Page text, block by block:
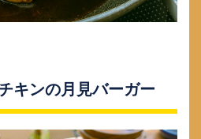
キンの月見バーガー